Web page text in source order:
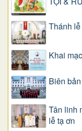
Thánh
Khai
Biên
Tân linh
lễ tạ ơn